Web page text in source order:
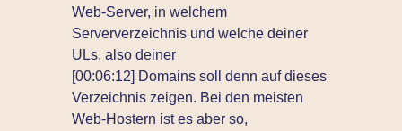
Web-Server, in welchem
Serververzeichnis und welche deiner
ULs, also deiner
[00:06:12] Domains soll denn auf dieses
Verzeichnis zeigen. Bei den meisten
Web-Hostern ist es aber so,